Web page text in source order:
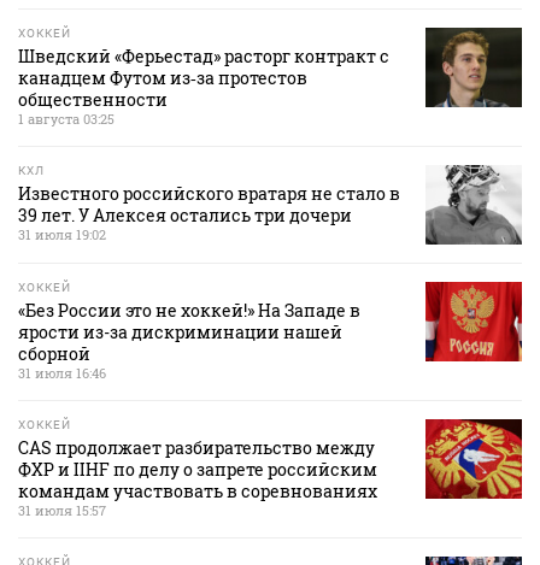
ХОККЕЙ
Шведский «Ферьестад» расторг контракт с
канадцем Футом из‑за протестов
общественности
1 августа 03:25
КХЛ
Известного российского вратаря не стало в
39 лет. У Алексея остались три дочери
31 июля 19:02
ХОККЕЙ
«Без России это не хоккей!» На Западе в
ярости из-за дискриминации нашей
сборной
31 июля 16:46
ХОККЕЙ
CAS продолжает разбирательство между
ФХР и IIHF по делу о запрете российским
командам участвовать в соревнованиях
31 июля 15:57